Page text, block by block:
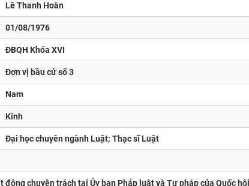
Lê Thanh Hoàn
01/08/1976
ĐBQH Khóa XVI
Đơn vị bầu cử số 3
Nam
Kinh
Đại học chuyên ngành Luật; Thạc sĩ Luật
động chuyên trách tại Ủy ban Pháp luật và Tư pháp của Quốc